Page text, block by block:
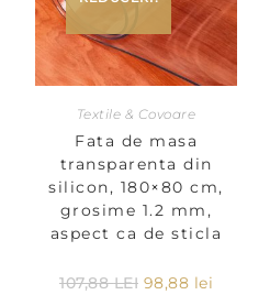
Textile & Covoare
Fata de masa
transparenta din
silicon, 180×80 cm,
grosime 1.2 mm,
aspect ca de sticla
107,88LEI 98,88 lei